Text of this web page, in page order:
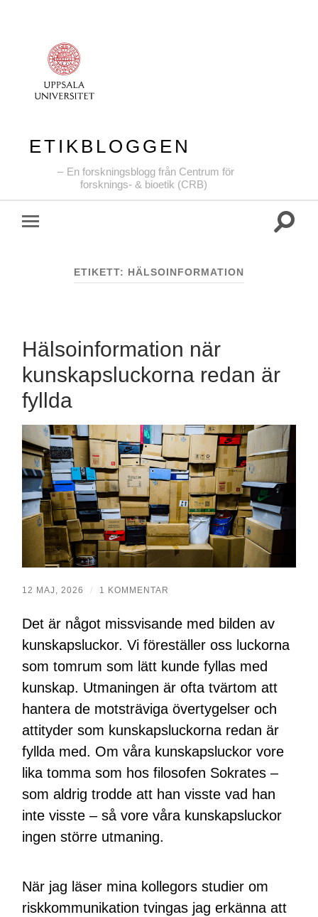
ETIKBLOGGEN
En forskningsblogg från Centrum för
forsknings- & bioetik (CRB)
Slå
ETIKETT: HÄLSOINFORMATION
Hälsoinformation när
kunskapsluckorna redan är
fyllda
12 MAJ, 2026 / 1 KOMMENTAR
Det är något missvisande med bilden av
kunskapsluckor. Vi föreställer oss luckorna
som tomrum som lätt kunde fyllas med
kunskap. Utmaningen är ofta tvärtom att
hantera de motsträviga övertygelser och
attityder som kunskapsluckorna redan är
fyllda med. Om våra kunskapsluckor vore
lika tomma som hos filosofen Sokrates –
som aldrig trodde att han visste vad han
inte visste – så vore våra kunskapsluckor
ingen större utmaning.
När jag läser mina kollegors studier om
riskkommunikation tvingas jag erkänna att